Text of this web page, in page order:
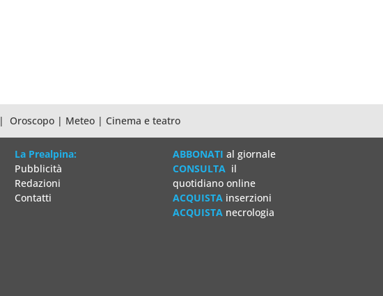
| Oroscopo | Meteo | Cinema e teatro
La Prealpina:
Pubblicità
Redazioni
Contatti
ABBONATI al giornale
CONSULTA il
quotidiano online
ACQUISTAinserzioni
ACQUISTA necrologia